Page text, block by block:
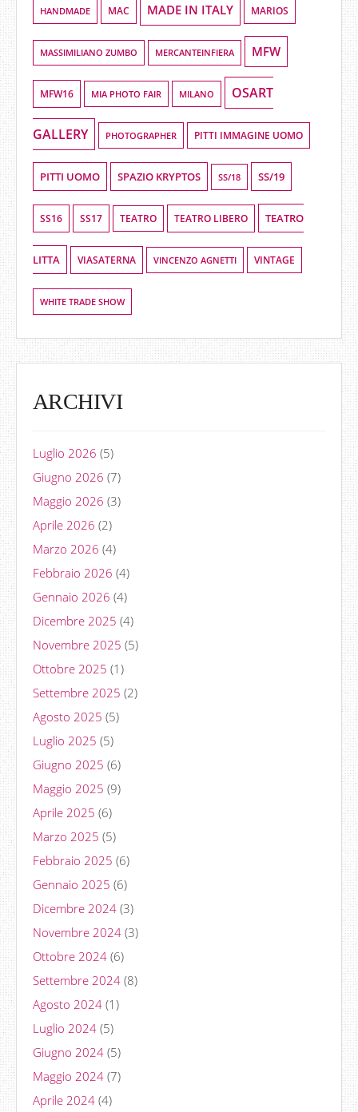
HANDMADE MAC MADE IN ITALY MARIOS
MASSIMILIANO ZUMBO MERCANTEINFIERA MFW
MFW16 MIA PHOTO FAIR MILANO OSART
GALLERY PHOTOGRAPHER PITTI IMMAGINE UOMO
PITTI UOMO SPAZIO KRYPTOS SS/18 SS/19
SS16 SS17 TEATRO TEATRO LIBERO TEATRO
LITTA VIASATERNA VINCENZO AGNETTI VINTAGE
WHITE TRADE SHOW
ARCHIVI
Luglio 2026 (5)
Giugno 2026 (7)
Maggio 2026 (3)
Aprile 2026 (2)
Marzo 2026 (4)
Febbraio 2026 (4)
Gennaio 2026 (4)
Dicembre 2025 (4)
Novembre 2025 (5)
Ottobre 2025 (1)
Settembre 2025 (2)
Agosto 2025 (5)
Luglio 2025 (5)
Giugno 2025 (6)
Maggio 2025 (9)
Aprile 2025 (6)
Marzo 2025 (5)
Febbraio 2025 (6)
Gennaio 2025 (6)
Dicembre 2024 (3)
Novembre 2024 (3)
Ottobre 2024 (6)
Settembre 2024 (8)
Agosto 2024 (1)
Luglio 2024 (5)
Giugno 2024 (5)
Maggio 2024 (7)
Aprile 2024 (4)